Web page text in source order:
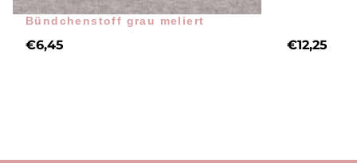
Bündchenstoff grau meliert
€6,45 €12,25